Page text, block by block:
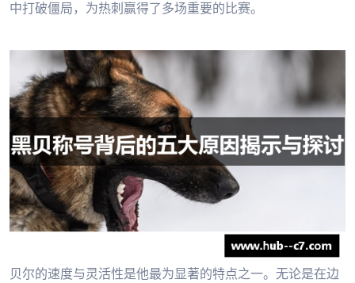
中打破僵局，为热刺赢得了多场重要的比赛。
贝尔的速度与灵活性是他最为显著的特点之一。无论是在边